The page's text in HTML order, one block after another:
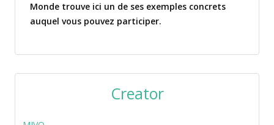
Monde trouve ici un de ses exemples concrets
auquel vous pouvez participer.
Creator